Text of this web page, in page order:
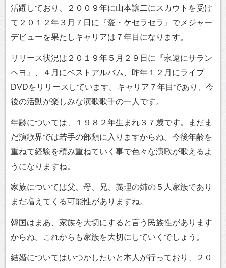
活躍しており、２００９年に山本譲二にスカウトを受け
て２０１２年３月７日に『愛・ケセラセラ』でメジャー
デビューを果たしキャリアは７年目になります。
リリース状況は２０１９年５月２９日に『永遠にサラン
ヘヨ』、４月にベストアルバム、昨年１２月にライブ
DVDをリリースしています。キャリア７年目であり、今
後の活動が楽しみな演歌歌手の一人です。
年齢については、１９８２年生まれ３７歳です。まだま
だ演歌界では若手の部類に入りますからね。今後年齢を
重ねて経験を積み重ねていく事で色々な演歌が歌えるよ
うになりますね。
家族については父、母、兄、義理の姉の５人家族であり
まだ増えてくる可能性がありますね。
韓国はまあ、家族を大切にすると言う民族性があります
からね。これからも家族を大切にしていくでしょう。
結婚についてはいつかしたいと本人が行っており、２０